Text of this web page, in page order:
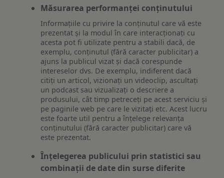
Măsurarea performanței conținutului
Informațiile cu privire la conținutul care vă este
prezentat și la modul în care interacționați cu
acesta pot fi utilizate pentru a stabili dacă, de
exemplu, conținutul (fără caracter publicitar) a
ajuns la publicul vizat și dacă corespunde
intereselor dvs. De exemplu, indiferent dacă
citiți un articol, vizionați un videoclip, ascultați
un podcast sau vizualizați o descriere a
produsului, cât timp petreceți pe acest serviciu și
pe paginile web pe care le vizitați etc. Acest lucru
este foarte util pentru a înțelege relevanța
conținutului (fără caracter publicitar) care vă
este prezentat.
Înțelegerea publicului prin statistici sau
combinații de date din surse diferite